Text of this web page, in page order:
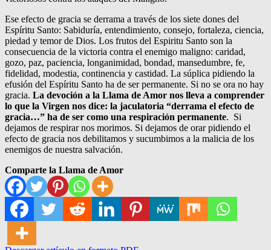
Ese efecto de gracia se derrama a través de los siete dones del
Espíritu Santo: Sabiduría, entendimiento, consejo, fortaleza, ciencia,
piedad y temor de Dios. Los frutos del Espiritu Santo son la
consecuencia de la victoria contra el enemigo maligno: caridad,
gozo, paz, paciencia, longanimidad, bondad, mansedumbre, fe,
fidelidad, modestia, continencia y castidad. La súplica pidiendo la
efusión del Espíritu Santo ha de ser permanente. Si no se ora no hay
gracia. La devoción a la Llama de Amor nos lleva a comprender
lo que la Virgen nos dice: la jaculatoria “derrama el efecto de
gracia…” ha de ser como una respiración permanente. Si
dejamos de respirar nos morimos. Si dejamos de orar pidiendo el
efecto de gracia nos debilitamos y sucumbimos a la malicia de los
enemigos de nuestra salvación.
Comparte la Llama de Amor